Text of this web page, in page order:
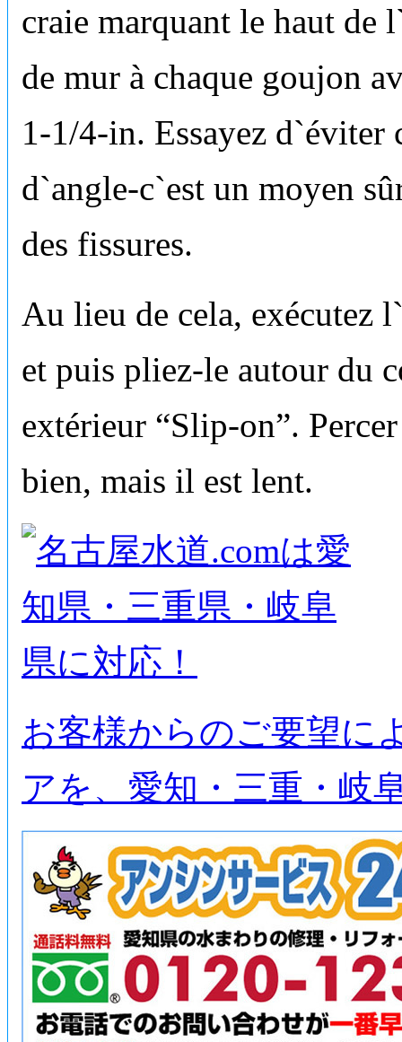
craie marquant le haut de
de mur à chaque goujon
1-1/4-in. Essayez d`éviter
d`angle-c`est un moyen
des fissures.
Au lieu de cela, exécutez
et puis pliez-le autour du
extérieur “Slip-on”.
bien, mais il est lent.
お客様からのご要望に
アを、愛知・三重・岐